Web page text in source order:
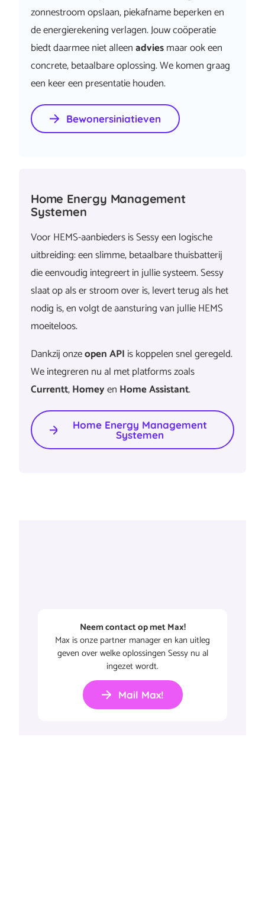
zonnestroom opslaan, piekafname beperken en
de energierekening verlagen. Jouw coöperatie
biedt daarmee niet alleenadviesmaar ook een
concrete, betaalbare oplossing. We komen graag
een keer een presentatie houden.
Bewonersiniatieven
Home Energy Management
Systemen
Voor HEMS-aanbieders is Sessy een logische
uitbreiding: een slimme, betaalbare thuisbatterij
die eenvoudig integreert in jullie systeem. Sessy
slaat op als er stroom over is, levert terug als het
nodig is, en volgt de aansturing van jullie HEMS
moeiteloos.
Dankzij onzeopen API is koppelen snel geregeld.
We integreren nu al met platforms zoals
Currentt,Homeyen Home Assistant.
Home Energy Management
Systemen
Neem contact op met Max!
Max is onze partner manager en kan uitleg
geven over welke oplossingen Sessy nu al
ingezet wordt.
Mail Max!